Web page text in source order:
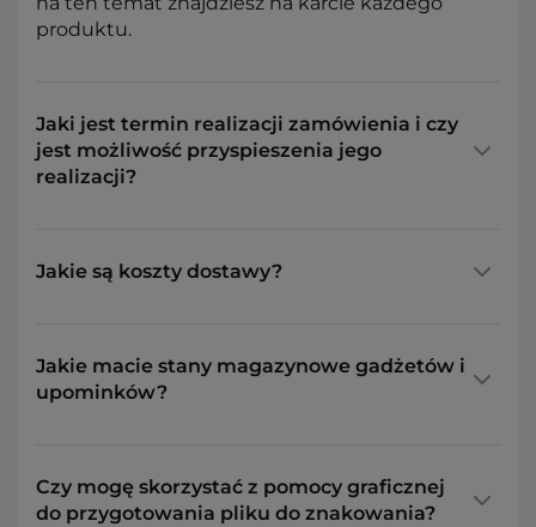
produktu.
Jaki jest termin realizacji zamówienia i czy
jest możliwość przyspieszenia jego
realizacji?
Jakie są koszty dostawy?
Jakie macie stany magazynowe gadżetów i
upominków?
Czy mogę skorzystać z pomocy graficznej
do przygotowania pliku do znakowania?